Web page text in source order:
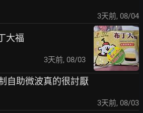
3天前, 08/04
大福
3天前, 08/03
自助微波真的很討厭
3天前, 08/03